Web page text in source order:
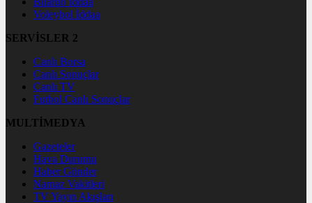
Voleybol İddaa
SERVİSLER 2
Canlı Borsa
Canlı Sonuçlar
Canlı TV
Futbol Canlı Sonuçlar
MULTİMEDYA
Gazeteler
Hava Durumu
Haber Gönder
Namaz Vakitleri
TV Yayın Akışları